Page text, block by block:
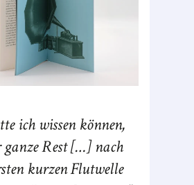
ich wissen können,
ganze Rest […] nach
kurzen Flutwelle